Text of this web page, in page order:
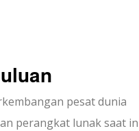
pesat dunia
perangkat lunak saat